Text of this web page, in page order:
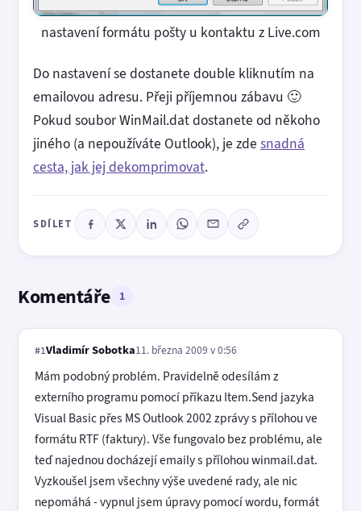
nastavení formátu pošty u kontaktu z Live.com
Do nastavení se dostanete double kliknutím na
emailovou adresu. Přeji příjemnou zábavu 🙂
Pokud soubor WinMail.dat dostanete od někoho
jiného (a nepoužíváte Outlook), je zde snadná
cesta, jak jej dekomprimovat.
SDÍLET
Komentáře 1
#1Vladimír Sobotka11. března 2009 v 0:56
Mám podobný problém. Pravidelně odesílám z
externího programu pomocí příkazu Item.Send jazyka
Visual Basic přes MS Outlook 2002 zprávy s přílohou ve
formátu RTF (faktury). Vše fungovalo bez problému, ale
teď najednou docházejí emaily s přílohou winmail.dat.
Vyzkoušel jsem všechny výše uvedené rady, ale nic
nepomáhá - vypnul jsem úpravy pomocí wordu, formát